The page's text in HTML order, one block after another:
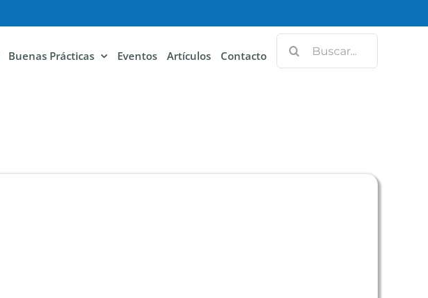
Buenas Prácticas Eventos Artículos Contacto